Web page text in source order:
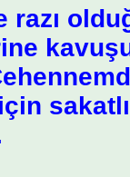
razı